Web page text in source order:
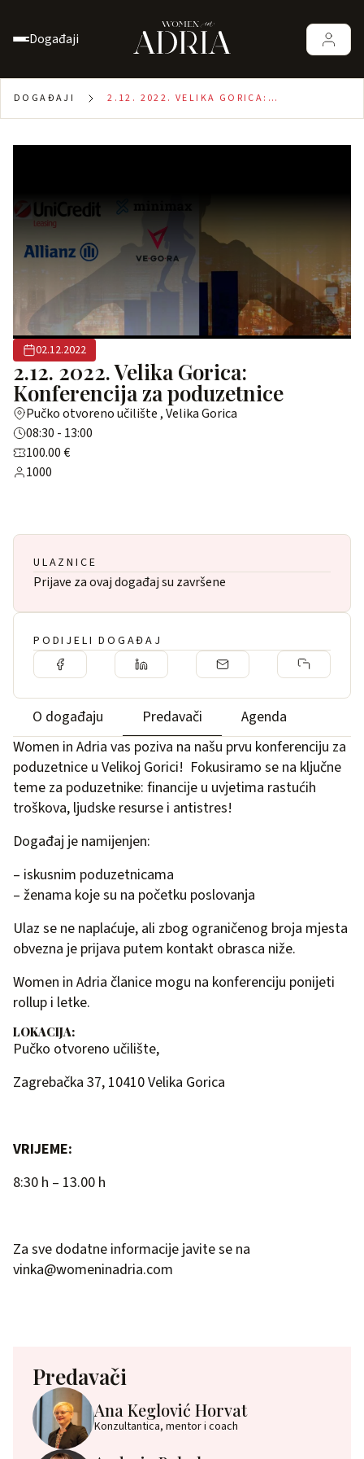
Događaji
DOGAĐAJI
2.12. 2022. VELIKA GORICA:
02.12.2022
2.12. 2022. Velika Gorica:
Konferencija za poduzetnice
Pučko otvoreno učilište , Velika Gorica
08:30 - 13:00
100.00 €
1000
ULAZNICE
Prijave za ovaj događaj su završene
PODIJELI DOGAĐAJ
O događaju Predavači
Agenda
Women in Adria vas poziva na našu prvu konferenciju za
poduzetnice u Velikoj Gorici! Fokusiramo se na ključne
teme za poduzetnike: financije u uvjetima rastućih
troškova, ljudske resurse i antistres!
Događaj je namijenjen:
– iskusnim poduzetnicama
– ženama koje su na početku poslovanja
Ulaz se ne naplaćuje, ali zbog ograničenog broja mjesta
obvezna je prijava putem kontakt obrasca niže.
Women in Adria članice mogu na konferenciju ponijeti
rollup i letke.
LOKACIJA:
Pučko otvoreno učilište,
Zagrebačka 37, 10410 Velika Gorica
VRIJEME:
8:30 h – 13.00 h
Za sve dodatne informacije javite se na
vinka@womeninadria.com
Predavači
Ana Keglović Horvat
Konzultantica, mentor i coach